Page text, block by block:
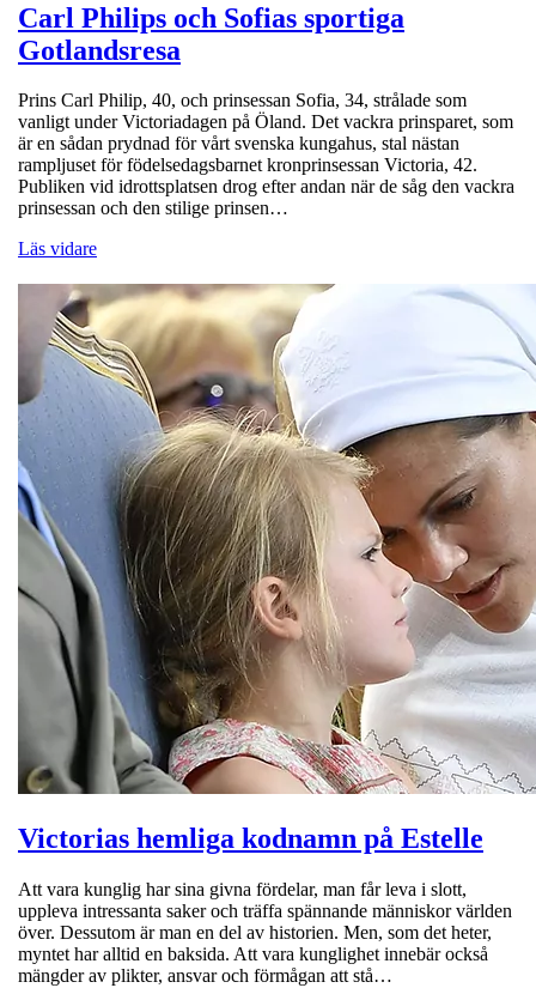
Carl Philips och Sofias sportiga
Gotlandsresa
Prins Carl Philip, 40, och prinsessan Sofia, 34, strålade som
vanligt under Victoriadagen på Öland. Det vackra prinsparet, som
är en sådan prydnad för vårt svenska kungahus, stal nästan
rampljuset för födelsedagsbarnet kronprinsessan Victoria, 42.
Publiken vid idrottsplatsen drog efter andan när de såg den vackra
prinsessan och den stilige prinsen…
Läs vidare
Victorias hemliga kodnamn på Estelle
Att vara kunglig har sina givna fördelar, man får leva i slott,
uppleva intressanta saker och träffa spännande människor världen
över. Dessutom är man en del av historien. Men, som det heter,
myntet har alltid en baksida. Att vara kunglighet innebär också
mängder av plikter, ansvar och förmågan att stå…